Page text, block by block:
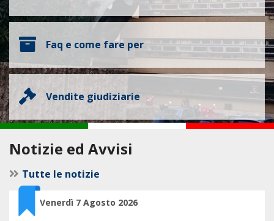
Faq e come fare per
Vendite giudiziarie
Notizie ed Avvisi
Tutte le notizie
Venerdì 7 Agosto 2026